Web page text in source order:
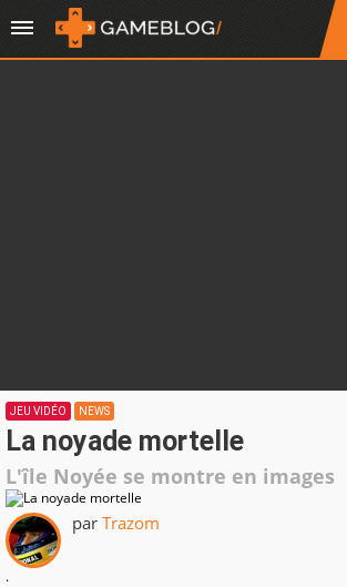
JEU VIDÉO NEWS
La noyade mortelle
L'île Noyée se montre en images
par Trazom
.